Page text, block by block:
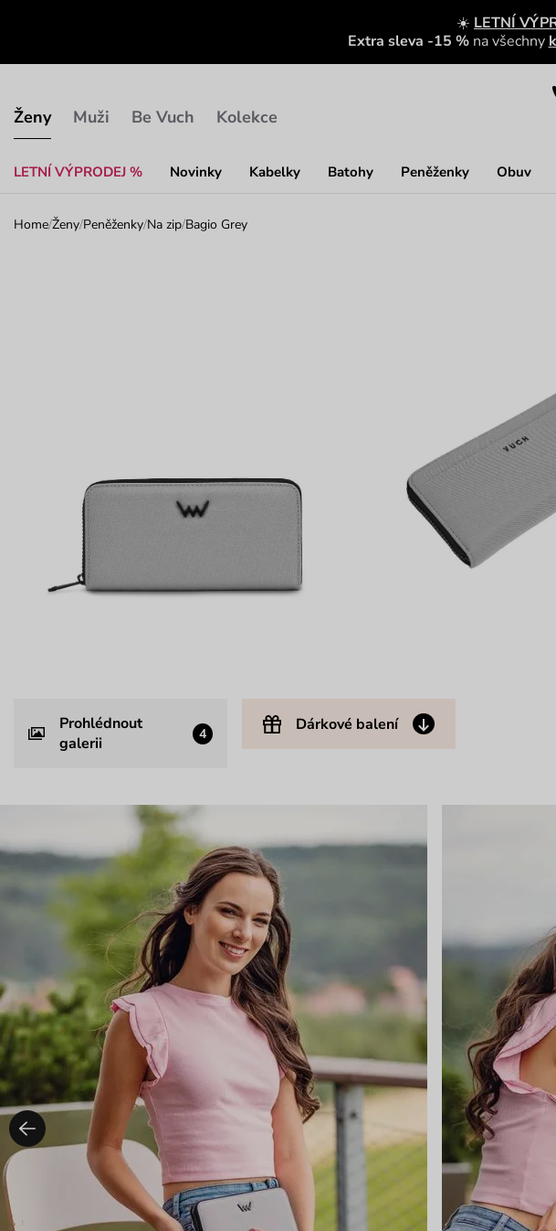
☀️ LETNÍ
Extra sleva -15 % na všechny
Ženy
LETNÍ VÝPRODEJ % Novinky Kabelky Batohy Peněženky Obuv
Muži Be Vuch Kolekce
Home/Ženy/Peněženky/Na zip/Bagio Grey
Prohlédnout
galerii
4 Dárkové balení